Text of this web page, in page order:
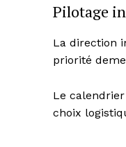
Pilotage
La direction
priorité
Le
choix